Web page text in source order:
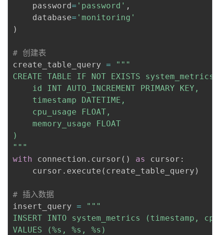
    password
= 'password' ,
    database
= 'monitoring'
)
# 创建表
create_table_query =
"""
CREATE TABLE IF NOT EXISTS system_metrics
    id INT AUTO_INCREMENT PRIMARY KEY,
    timestamp DATETIME,
    cpu_usage FLOAT,
    memory_usage FLOAT
)
"""
with connection . cursor ( ) as cursor :
    cursor
. execute ( create_table_query )
# 插入数据
insert_query =
"""
INSERT INTO system_metrics (timestamp,
VALUES (%s, %s, %s)